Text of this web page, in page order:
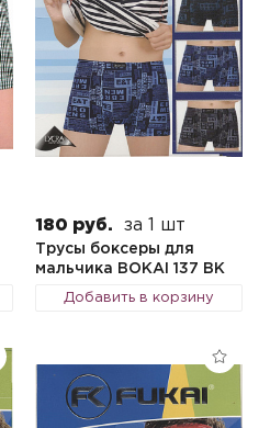
180 руб. за 1 шт
Трусы боксеры для
мальчика BOKAI 137 BK
Добавить в корзину